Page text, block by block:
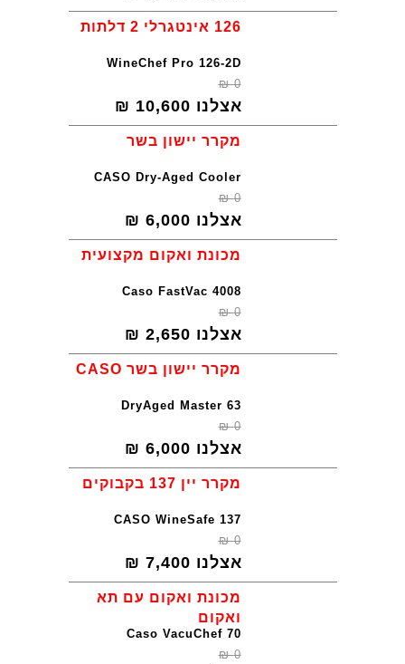
126 אינטגרלי 2 דלתות
WineChef Pro 126-2D
0
₪
אצלנו 10,600
₪
מקרר יישון בשר
CASO Dry-Aged Cooler
0
₪
אצלנו 6,000
₪
מכונת ואקום מקצועית
Caso FastVac 4008
0
₪
אצלנו 2,650
₪
מקרר יישון בשר CASO
DryAged Master 63
0
₪
אצלנו 6,000
₪
מקרר יין 137 בקבוקים
CASO WineSafe 137
0
₪
אצלנו 7,400
₪
מכונת ואקום עם תא
ואקום
Caso VacuChef 70
0
₪